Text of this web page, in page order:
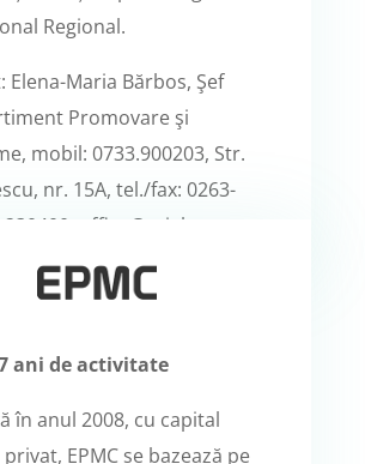
Regional.
Elena-Maria Bărbos, Şef
Promovare şi
mobil: 0733.900203, Str.
nr. 15A, tel./fax: 0263-
office@cciabn.ro.
ani de activitate
în anul 2008, cu capital
EPMC se bazează pe